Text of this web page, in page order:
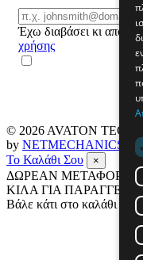
Email
Έχω διαβάσει κι
χρήσης
© 2026 AVATON TECH
by NETMECHANICS
Το Καλάθι Σου
×
ΔΩΡΕΑΝ
ΚΙΛΑ ΓΙΑ
Βάλε κάτι στο καλάθι σου